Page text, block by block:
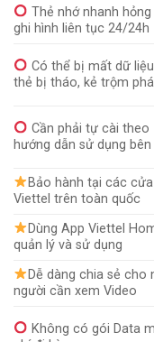
Thẻ nhớ nhanh hỏng
ghi hình liên tục 24/24h
Có thể bị mất dữ
thẻ bị tháo, kẻ trộm
Cần phải tự cài theo
hướng dẫn sử dụng
Bảo hành tại các
Viettel trên toàn quốc
Dùng App Viettel
quản lý và sử dụng
Dễ dàng chia sẻ cho
người cần xem Video
Không có gói Data